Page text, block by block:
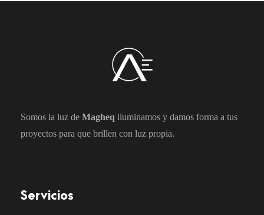
Somos la luz de Magheq iluminamos y damos forma a tus
proyectos para que brillen con luz propia.
Servicios